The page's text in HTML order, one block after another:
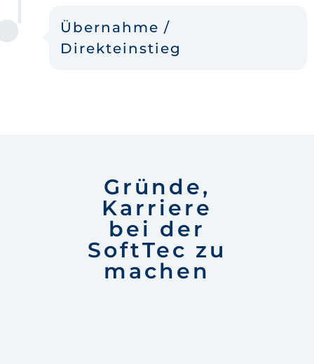
Übernahme /
Direkteinstieg
Gründe,
Karriere
bei der
SoftTec zu
machen